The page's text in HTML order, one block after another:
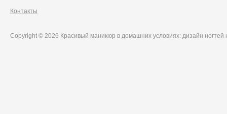
Контакты
Copyright © 2026 Красивый маникюр в домашних условиях: дизайн